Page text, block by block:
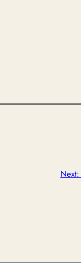
Next: